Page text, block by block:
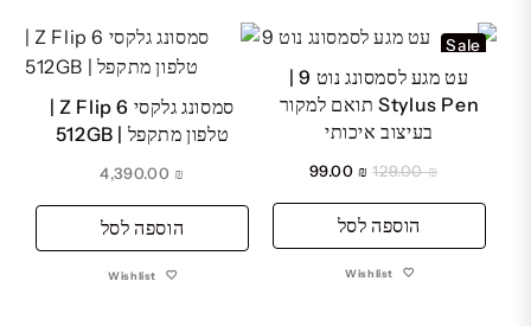
סמסונג גלקסי Z Flip 6 |
טלפון מתקפל | 512GB
₪
הוספה לסל
Wishlist
Sale
עט מגע לסמסונג נוט 9 |
Stylus Pen תואם למקור
בעיצוב איכותי
₪
129.00
המחיר
היה:
₪ 129.00.
₪
99.00
המחיר
₪ 99.00.
הוספה לסל
Wishlist